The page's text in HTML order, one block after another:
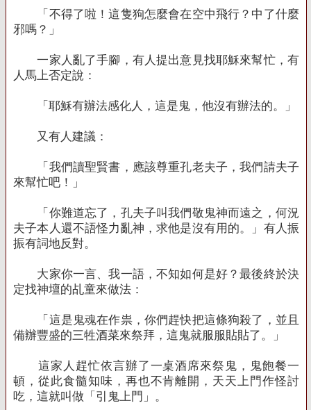
「不得了啦！這隻狗怎麼會在空中飛行？中了什麼
邪嗎？」
一家人亂了手腳，有人提出意見找耶穌來幫忙，有
人馬上否定說：
「耶穌有辦法感化人，這是鬼，他沒有辦法的。」
又有人建議：
「我們讀聖賢書，應該尊重孔老夫子，我們請夫子
來幫忙吧！」
「你難道忘了，孔夫子叫我們敬鬼神而遠之，何況
夫子本人還不語怪力亂神，求他是沒有用的。」有人振
振有詞地反對。
大家你一言、我一語，不知如何是好？最後終於決
定找神壇的乩童來做法：
「這是鬼魂在作祟，你們趕快把這條狗殺了，並且
備辦豐盛的三牲酒菜來祭拜，這鬼就服服貼貼了。」
這家人趕忙依言辦了一桌酒席來祭鬼，鬼飽餐一
頓，從此食髓知味，再也不肯離開，天天上門作怪討
吃，這就叫做「引鬼上門」。